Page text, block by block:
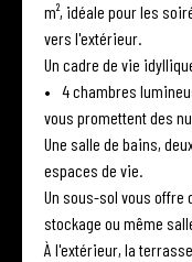
m², idéale pour les
vers l'extérieur.
Un cadre de vie
4 chambres
vous promettent des
Une salle de bains,
espaces de vie.
Un sous-sol vous
stockage ou même
À l'extérieur, la